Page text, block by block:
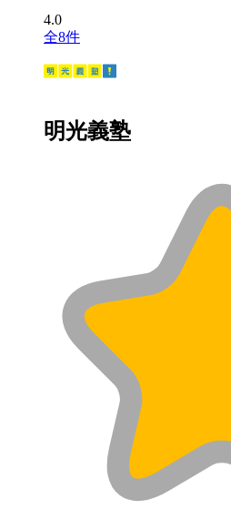
4.0
全8件
明光義塾